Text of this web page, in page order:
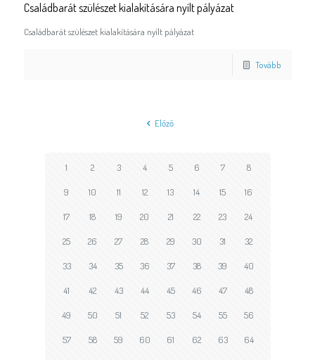
Családbarát szülészet kialakítására nyílt pályázat
Családbarát szülészet kialakítására nyílt pályázat
Tovább
Előző
1 2 3 4 5 6 7 8
9 10 11 12 13 14 15 16
17 18 19 20 21 22 23 24
25 26 27 28 29 30 31 32
33 34 35 36 37 38 39 40
41 42 43 44 45 46 47 48
49 50 51 52 53 54 55 56
57 58 59 60 61 62 63 64